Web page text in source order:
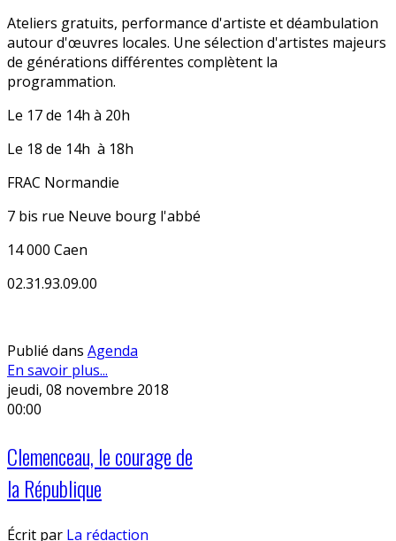
Ateliers gratuits, performance d'artiste et déambulation
autour d'œuvres locales. Une sélection d'artistes majeurs
de générations différentes complètent la
programmation.
Le 17 de 14h à 20h
Le 18 de 14h à 18h
FRAC Normandie
7 bis rue Neuve bourg l'abbé
14 000 Caen
02.31.93.09.00
Publié dans Agenda
En savoir plus...
jeudi, 08 novembre 2018
00:00
Clemenceau, le courage de
la République
Écrit par La rédaction